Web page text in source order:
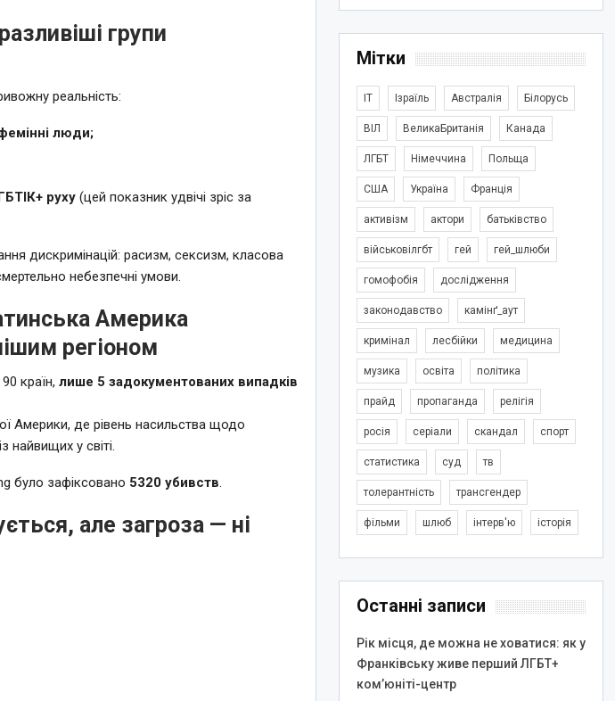
групи
реальність:
люди;
руху (цей показник удвічі зріс за
дискримінацій: расизм, сексизм, класова
небезпечні умови.
Америка
регіоном
країн,лише 5 задокументованих випадків
Америки, де рівень насильства щодо
найвищих у світі.
було зафіксовано 5320 убивств.
але загроза — ні
Мітки
IT Ізраїль Австралія Білорусь
ВІЛ ВеликаБританія Канада
ЛГБТ Німеччина Польща
США Україна Франція
активізм актори батьківство
військовілгбт гей гей_шлюби
гомофобія дослідження
законодавство камінґ_аут
кримінал лесбійки медицина
музика освіта політика
прайд пропаганда релігія
росія серіали скандал спорт
статистика суд тв
толерантність трансгендер
фільми шлюб інтерв'ю історія
Останні записи
Рік місця, де можна не ховатися: як у
Франківську живе перший ЛГБТ+
ком’юніті-центр